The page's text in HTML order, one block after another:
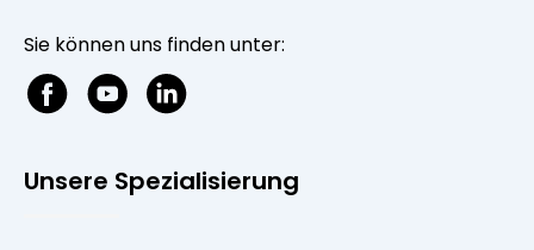
Sie können uns finden unter:
Unsere Spezialisierung